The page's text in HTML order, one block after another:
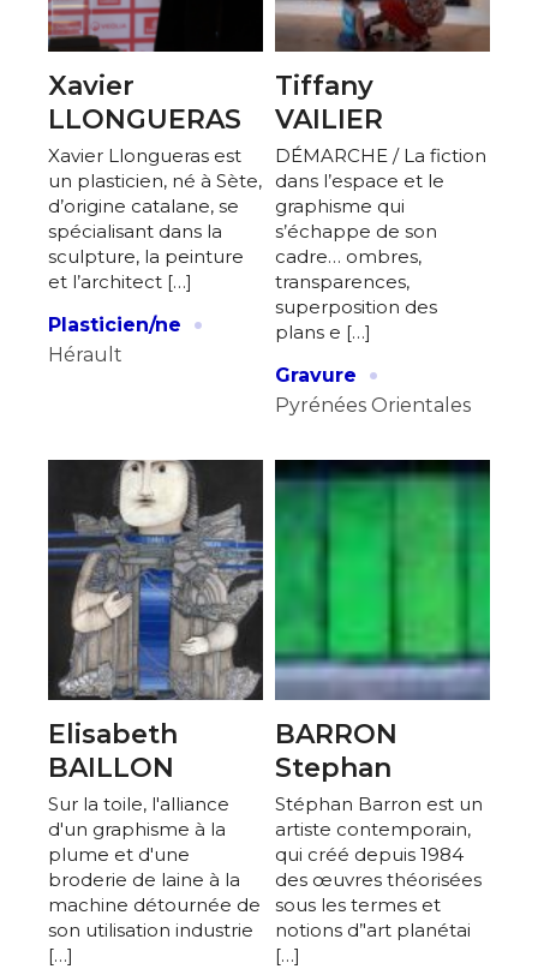
Adresse email*
Xavier
LLONGUERAS
Xavier Llongueras est
un plasticien, né à Sète,
d’origine catalane, se
spécialisant dans la
sculpture, la peinture
et l’architect […]
Plasticien/ne
·
Hérault
Tiffany
VAILIER
DÉMARCHE / La fiction
dans l’espace et le
graphisme qui
s’échappe de son
cadre… ombres,
transparences,
superposition des
plans e […]
Gravure
·
Pyrénées Orientales
Elisabeth
BAILLON
Sur la toile, l'alliance
d'un graphisme à la
plume et d'une
broderie de laine à la
machine détournée de
son utilisation industrie
[…]
BARRON
Stephan
Stéphan Barron est un
artiste contemporain,
qui créé depuis 1984
des œuvres théorisées
sous les termes et
notions d’'art planétai
[…]